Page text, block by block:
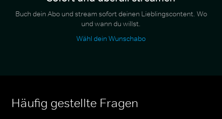
Buch dein Abo und stream sofort deinen Lieblingscontent. Wo
und wann du willst.
Wähl dein Wunschabo
Häufig gestellte Fragen